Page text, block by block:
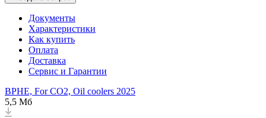
Документы
Характеристики
Как купить
Оплата
Доставка
Сервис и Гарантии
BPHE, For CO2, Oil coolers 2025
5,5 Мб